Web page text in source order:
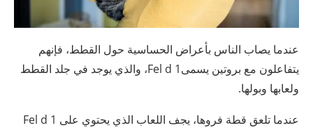
عندما يصاب الناس بأعراض الحساسية حول القطط، فإنهم
يتفاعلون مع بروتين يسمىFel d 1، والذي يوجد في جلد القطط
ولعابها وبولها.
عندما تلعق قطة فروها، يجف اللعاب الذي يحتوي على Fel d 1